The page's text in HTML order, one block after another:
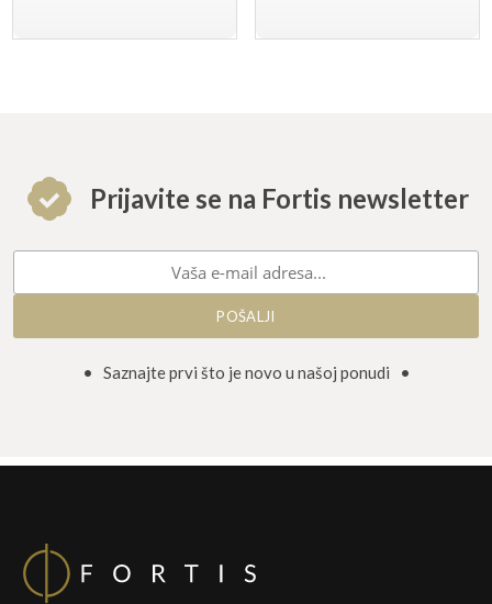
Prijavite se na Fortis newsletter
• Saznajte prvi što je novo u našoj ponudi •